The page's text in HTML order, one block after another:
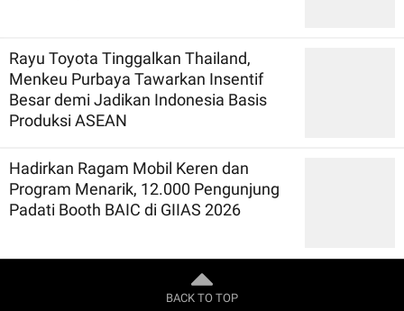
Rayu Toyota Tinggalkan Thailand,
Menkeu Purbaya Tawarkan Insentif
Besar demi Jadikan Indonesia Basis
Produksi ASEAN
Hadirkan Ragam Mobil Keren dan
Program Menarik, 12.000 Pengunjung
Padati Booth BAIC di GIIAS 2026
BACK TO TOP